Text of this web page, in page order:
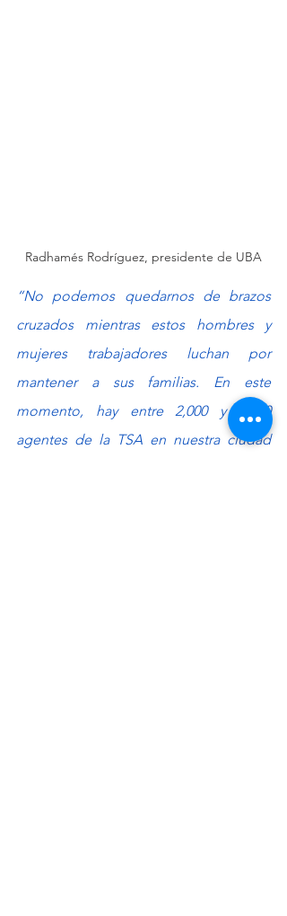
Radhamés Rodríguez, presidente de UBA
“No podemos quedarnos de brazos
cruzados mientras estos hombres y
mujeres trabajadores luchan por
mantener a sus familias. En este
momento, hay entre 2,000 y 3,000
agentes de la TSA en nuestra ciudad